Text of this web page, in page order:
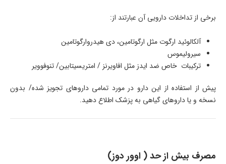
برخی از تداخلات دارویی آن عبارتند از:
آلکالوئید ارگوت مثل ارگوتامین، دی هیدروارگوتامین
سیرولیموس
ترکیبات خاص ضد ایدز مثل افاویرنز / امتریسیتابین/ تنوفوویر
پیش از استفاده از این دارو در مورد تمامی داروهای تجویز شده/ بدون
نسخه و یا داروهای گیاهی به پزشک اطلاع دهید.
مصرف بیش از حد ( اوور دوز)